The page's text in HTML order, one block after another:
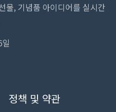
물, 기념품 아이디어를 실시간
정책 및 약관